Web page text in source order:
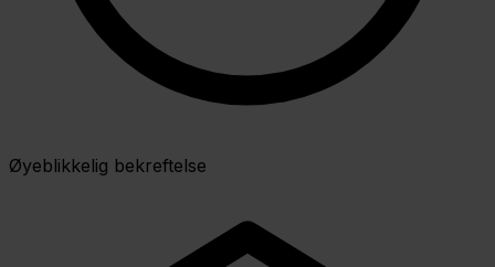
Øyeblikkelig bekreftelse